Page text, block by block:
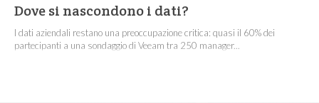
Dove si nascondono i dati?
I dati aziendali restano una preoccupazione critica: quasi il 60% dei
partecipanti a una sondaggio di Veeam tra 250 manager...